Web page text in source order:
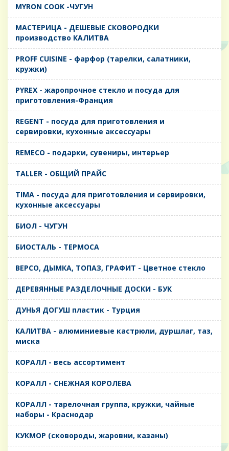
MYRON COOK -ЧУГУН
MАСТЕРИЦА - ДЕШЕВЫЕ СКОВОРОДКИ
производство КАЛИТВА
PROFF CUISINE - фарфор (тарелки, салатники,
кружки)
PYREX - жаропрочное стекло и посуда для
приготовления-Франция
REGENT - посуда для приготовления и
сервировки, кухонные аксессуары
REMECO - подарки, сувениры, интерьер
TALLER - ОБЩИЙ ПРАЙС
TIMA - посуда для приготовления и сервировки,
кухонные аксессуары
БИОЛ - ЧУГУН
БИОСТАЛЬ - ТЕРМОСА
ВЕРСО, ДЫМКА, ТОПАЗ, ГРАФИТ - Цветное стекло
ДЕРЕВЯННЫЕ РАЗДЕЛОЧНЫЕ ДОСКИ - БУК
ДУНЬЯ ДОГУШ пластик - Турция
КАЛИТВА - алюминиевые кастрюли, дуршлаг, таз,
миска
КОРАЛЛ - весь ассортимент
КОРАЛЛ - СНЕЖНАЯ КОРОЛЕВА
КОРАЛЛ - тарелочная группа, кружки, чайные
наборы - Краснодар
КУКМОР (сковороды, жаровни, казаны)